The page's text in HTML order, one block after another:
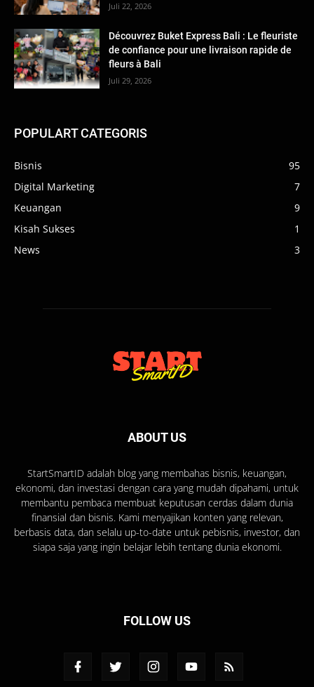
Juli 22, 2026
Découvrez Buket Express Bali : Le fleuriste
de confiance pour une livraison rapide de
fleurs à Bali
Juli 29, 2026
POPULART CATEGORIS
Bisnis
95
Digital Marketing
7
Keuangan
9
Kisah Sukses
1
News
3
ABOUT US
StartSmartID adalah blog yang membahas bisnis, keuangan,
ekonomi, dan investasi dengan cara yang mudah dipahami, untuk
membantu pembaca membuat keputusan cerdas dalam dunia
finansial dan bisnis. Kami menyajikan konten yang relevan,
berbasis data, dan selalu up-to-date untuk pebisnis, investor, dan
siapa saja yang ingin belajar lebih tentang dunia ekonomi.
FOLLOW US